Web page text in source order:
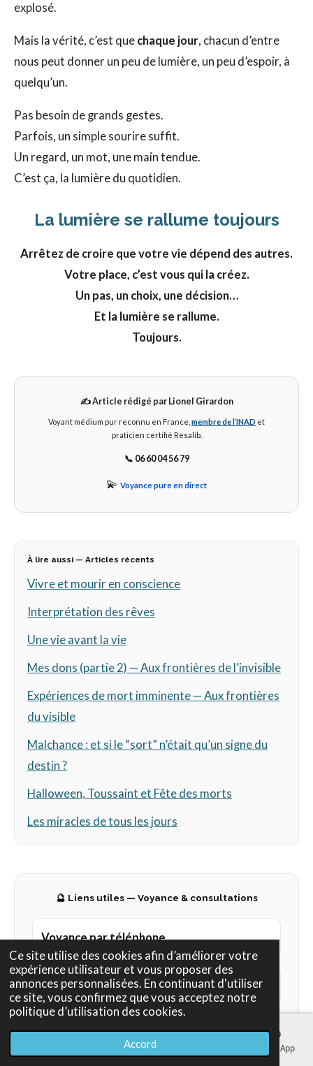
Ce site utilise des cookies afin d’améliorer votre
expérience utilisateur et vous proposer des
annonces personnalisées. En continuant d'utiliser
ce site, vous confirmez que vous acceptez notre
politique d’utilisation des cookies.
Accord
explosé.
Mais la vérité, c’est que chaque jour, chacun d’entre
nous peut donner un peu de lumière, un peu d’espoir, à
quelqu’un.
Pas besoin de grands gestes.
Parfois, un simple sourire suffit.
Un regard, un mot, une main tendue.
C’est ça, la lumière du quotidien.
La lumière se rallume toujours
Arrêtez de croire que votre vie dépend des autres.
Votre place, c’est vous qui la créez.
Un pas, un choix, une décision…
Et la lumière se rallume.
Toujours.
✍️ Article rédigé par Lionel Girardon
Voyant médium pur reconnu en France, membre de l’INAD et
praticien certifié Resalib.
📞 06 60 04 56 79
💫 Voyance pure en direct
À lire aussi — Articles récents
Vivre et mourir en conscience
Interprétation des rêves
Une vie avant la vie
Mes dons (partie 2) — Aux frontières de l’invisible
Expériences de mort imminente — Aux frontières
du visible
Malchance : et si le “sort” n’était qu’un signe du
destin ?
Halloween, Toussaint et Fête des morts
Les miracles de tous les jours
🔮 Liens utiles — Voyance & consultations
Voyance par téléphone
Voyance immédiate
Voyance sans attente
Carte WhatsApp